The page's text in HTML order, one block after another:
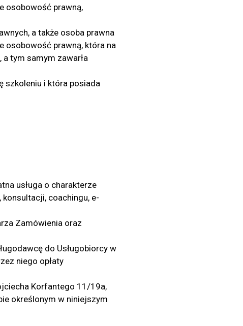
osobowość prawną,
a także osoba prawna
osobowość prawną, która na
tym samym zawarła
szkoleniu i która posiada
usługa o charakterze
coachingu, e-
Zamówienia oraz
do Usługobiorcy w
niego opłaty
Korfantego 11/19a,
określonym w niniejszym